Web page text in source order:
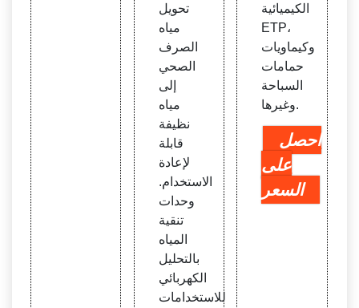
تحويل
مياه
الصرف
الصحي
إلى
مياه
نظيفة
قابلة
لإعادة
الاستخدام.
وحدات
تنقية
المياه
بالتحليل
الكهربائي
للاستخدامات
الكيميائية
ETP،
وكيماويات
حمامات
السباحة
وغيرها.
احصل
على
السعر